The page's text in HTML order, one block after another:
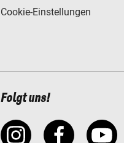
Cookie-Einstellungen
Folgt uns!